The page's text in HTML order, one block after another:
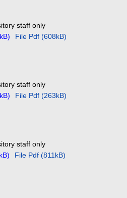
staff only
File Pdf (608kB)
staff only
File Pdf (263kB)
staff only
File Pdf (811kB)